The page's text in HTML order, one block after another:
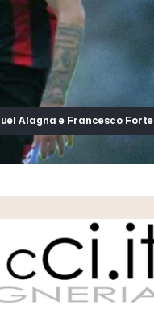
Alagna e Francesco Forte